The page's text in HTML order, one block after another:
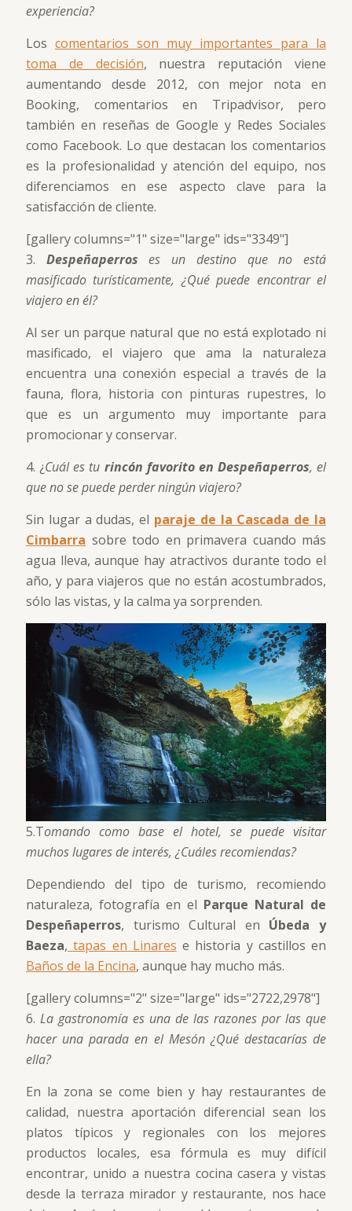
experiencia?
Los comentarios son muy importantes para la
toma de decisión, nuestra reputación viene
aumentando desde 2012, con mejor nota en
Booking, comentarios en Tripadvisor, pero
también en reseñas de Google y Redes Sociales
como Facebook. Lo que destacan los comentarios
es la profesionalidad y atención del equipo, nos
diferenciamos en ese aspecto clave para la
satisfacción de cliente.
[gallery columns="1" size="large" ids="3349"]
3.
Despeñaperros es un destino que no está
masificado turísticamente, ¿Qué puede encontrar el
viajero en él?
Al ser un parque natural que no está explotado ni
masificado, el viajero que ama la naturaleza
encuentra una conexión especial a través de la
fauna, flora, historia con pinturas rupestres, lo
que es un argumento muy importante para
promocionar y conservar.
4. ¿Cuál es tu rincón favorito en Despeñaperros, el
que no se puede perder ningún viajero?
Sin lugar a dudas, el paraje de la Cascada de la
Cimbarra sobre todo en primavera cuando más
agua lleva, aunque hay atractivos durante todo el
año, y para viajeros que no están acostumbrados,
sólo las vistas, y la calma ya sorprenden.
5.Tomando como base el hotel, se puede visitar
muchos lugares de interés, ¿Cuáles recomiendas?
Dependiendo del tipo de turismo, recomiendo
naturaleza, fotografía en el Parque Natural de
Despeñaperros, turismo Cultural en Úbeda y
Baeza, tapas en Linares e historia y castillos en
Baños de la Encina, aunque hay mucho más.
[gallery columns="2" size="large" ids="2722,2978"]
6. La gastronomía es una de las razones por las que
hacer una parada en el Mesón ¿Qué destacarías de
ella?
En la zona se come bien y hay restaurantes de
calidad, nuestra aportación diferencial sean los
platos típicos y regionales con los mejores
productos locales, esa fórmula es muy difícil
encontrar, unido a nuestra cocina casera y vistas
desde la terraza mirador y restaurante, nos hace